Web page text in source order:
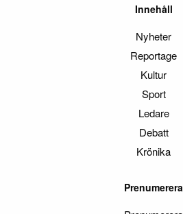
Innehåll
Nyheter
Reportage
Kultur
Sport
Ledare
Debatt
Krönika
Prenumerera